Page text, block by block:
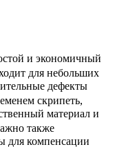
и экономичный
для небольших
дефекты
скрипеть,
материал и
также
для компенсации